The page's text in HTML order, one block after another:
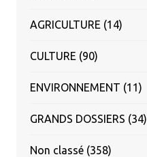
AGRICULTURE (14)
CULTURE (90)
ENVIRONNEMENT (11)
GRANDS DOSSIERS (34)
Non classé(358)